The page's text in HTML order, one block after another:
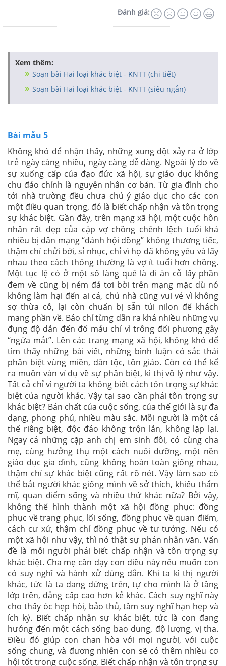
Đánh giá:
Xem thêm:
Soạn bài Hai loại khác biệt - KNTT (chi tiết)
Soạn bài Hai loại khác biệt - KNTT (siêu ngắn)
Bài mẫu 5
Không khó để nhận thấy, những xung đột xảy ra ở lớp
trẻ ngày càng nhiều, ngày càng dễ dàng. Ngoài lý do về
sự xuống cấp của đạo đức xã hội, sự giáo dục không
chu đáo chính là nguyên nhân cơ bản. Từ gia đình cho
tới nhà trường đều chưa chú ý giáo dục cho các con
một điều quan trọng, đó là biết chấp nhận và tôn trọng
sự khác biệt. Gần đây, trên mạng xã hội, một cuộc hôn
nhân rất đẹp của cặp vợ chồng chênh lệch tuổi khá
nhiều bị dân mạng “đánh hội đồng” không thương tiếc,
thậm chí chửi bới, sỉ nhục, chỉ vì họ đã không yêu và lấy
nhau theo cách thông thường là vợ ít tuổi hơn chồng.
Một tục lệ có ở một số làng quê là đi ăn cỗ lấy phần
đem về cũng bị ném đá tơi bời trên mạng mặc dù nó
không làm hại đến ai cả, chủ nhà cũng vui vẻ vì không
sợ thừa cỗ, lại còn chuẩn bị sẵn túi nilon để khách
mang phần về. Báo chí từng dẫn ra khá nhiều những vụ
đụng độ dẫn đến đổ máu chỉ vì trông đối phương gây
“ngứa mắt”. Lên các trang mạng xã hội, không khó để
tìm thấy những bài viết, những bình luận có sắc thái
phân biệt vùng miền, dân tộc, tôn giáo. Còn có thể kể
ra muôn vàn ví dụ về sự phân biệt, kì thị vô lý như vậy.
Tất cả chỉ vì người ta không biết cách tôn trọng sự khác
biệt của người khác. Vậy tại sao cần phải tôn trọng sự
khác biệt? Bản chất của cuộc sống, của thế giới là sự đa
dạng, phong phú, nhiều màu sắc. Mỗi người là một cá
thể riêng biệt, độc đáo không trộn lẫn, không lặp lại.
Ngay cả những cặp anh chị em sinh đôi, có cùng cha
mẹ, cùng hưởng thụ một cách nuôi dưỡng, một nền
giáo dục gia đình, cũng không hoàn toàn giống nhau,
thậm chí sự khác biệt cũng rất rõ nét. Vậy làm sao có
thể bắt người khác giống mình về sở thích, khiếu thẩm
mĩ, quan điểm sống và nhiều thứ khác nữa? Bởi vậy,
không thể hình thành một xã hội đồng phục: đồng
phục về trang phục, lối sống, đồng phục về quan điểm,
cách cư xử, thậm chí đồng phục về tư tưởng. Nếu có
một xã hội như vậy, thì nó thật sự phản nhân văn. Vấn
đề là mỗi người phải biết chấp nhận và tôn trọng sự
khác biệt. Cha mẹ cần dạy con điều này nếu muốn con
có suy nghĩ và hành xử đúng đắn. Khi ta kì thị người
khác, tức là ta đang đứng trên, tự cho mình là ở tầng
lớp trên, đẳng cấp cao hơn kẻ khác. Cách suy nghĩ này
cho thấy óc hẹp hòi, bảo thủ, tầm suy nghĩ hạn hẹp và
ích kỷ. Biết chấp nhận sự khác biệt, tức là con đang
hướng đến một cách sống bao dung, độ lượng, vị tha.
Điều đó giúp con chan hòa với mọi người, với cuộc
sống chung, và đương nhiên con sẽ có thêm nhiều cơ
hội tốt trong cuộc sống. Biết chấp nhận và tôn trọng sự